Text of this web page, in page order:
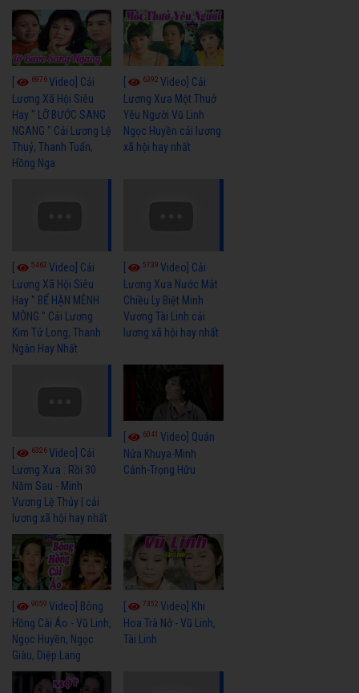
6976Video] Cải
Lương Xã Hội Siêu
Hay " LỠ BƯỚC SANG
NGANG " Cải Lương Lệ
Thuỷ, Thanh Tuấn,
Hồng Nga
6392Video] Cải
Lương Xưa Một Thuở
Yêu Người Vũ Linh
Ngọc Huyền cải lương
xã hội hay nhất
5462 Video] Cải
Lương Xã Hội Siêu
Hay " BỂ HẬN MÊNH
MÔNG " Cải Lương
Kim Tử Long, Thanh
Ngân Hay Nhất
5739Video] Cải
Lương Xưa Nước Mắt
Chiều Ly Biệt Minh
Vương Tài Linh cải
lương xã hội hay nhất
6326Video] Cải
Lương Xưa : Rồi 30
Năm Sau - Minh
Vương Lệ Thủy | cải
lương xã hội hay nhất
6041Video] Quán
Nửa Khuya-Minh
Cảnh-Trọng Hữu
9059 Video] Bông
Hồng Cài Áo - Vũ Linh,
Ngọc Huyền, Ngọc
Giàu, Diệp Lang
7352Video] Khi
Hoa Trà Nở - Vũ Linh,
Tài Linh